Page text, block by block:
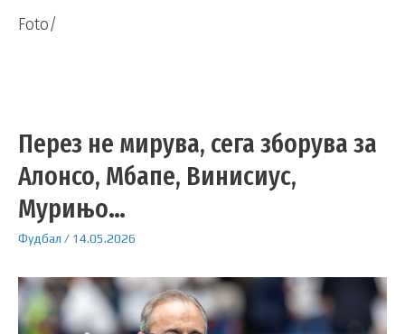
Foto/
Перез не мирува, сега зборува за
Алонсо, Мбапе, Винисиус,
Мурињо…
Фудбал / 14.05.2026